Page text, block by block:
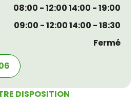
08:00 - 12:00 14:00 - 19:00
09:00 - 12:00 14:00 - 18:30
Fermé
DISPOSITION